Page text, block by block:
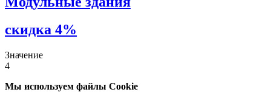
скидка 4%
Значение
4
Мы используем файлы Cookie